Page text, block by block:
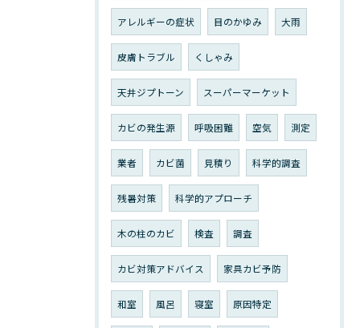
アレルギーの症状 目のかゆみ 大雨
皮膚トラブル くしゃみ
天井ジプトーン スーパーマーケット
カビの発生源 呼吸困難 空気 測定
業者 カビ菌 見積り 科学的調査
残暑対策 科学的アプローチ
木の柱のカビ 検査 調査
カビ対策アドバイス 家具カビ予防
和室 風呂 寝室 原因特定